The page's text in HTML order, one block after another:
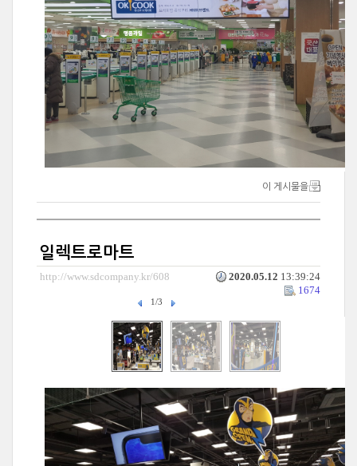
이 게시물을
일렉트로마트
http://www.sdcompany.kr/608 2020.05.12 13:39:24
1674
1/3